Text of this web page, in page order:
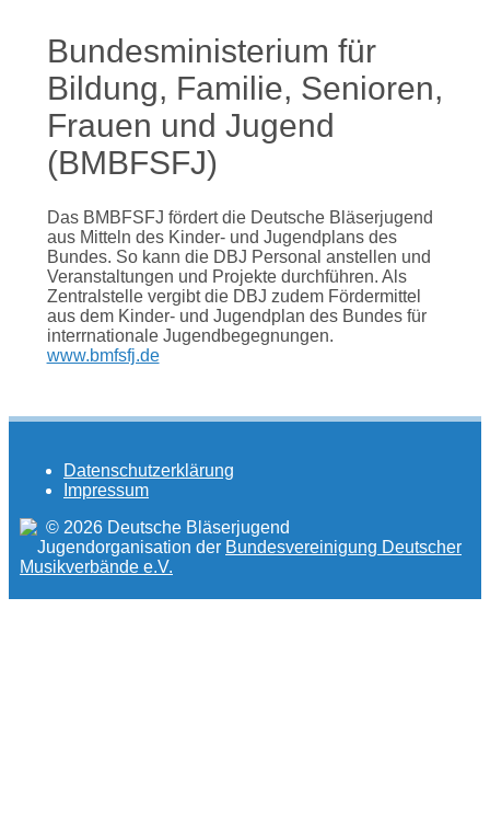
Bundesministerium für
Bildung, Familie, Senioren,
Frauen und Jugend
(BMBFSFJ)
Das BMBFSFJ fördert die Deutsche Bläserjugend
aus Mitteln des Kinder- und Jugendplans des
Bundes. So kann die DBJ Personal anstellen und
Veranstaltungen und Projekte durchführen. Als
Zentralstelle vergibt die DBJ zudem Fördermittel
aus dem Kinder- und Jugendplan des Bundes für
interrnationale Jugendbegegnungen.
www.bmfsfj.de
Datenschutzerklärung
Impressum
© 2026 Deutsche Bläserjugend
Jugendorganisation der Bundesvereinigung Deutscher
Musikverbände e.V.